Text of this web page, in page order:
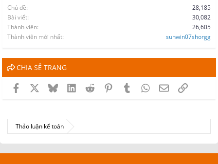
Chủ đề
28,185
Bài viết
30,082
Thành viên
26,605
Thành viên mới nhất
sunwin07shorgg
CHIA SẺ TRANG
Facebook BlueskyLinkedInReddit PinterestTumblrWhatsApp
EmailLink
Thảo luận kế toán